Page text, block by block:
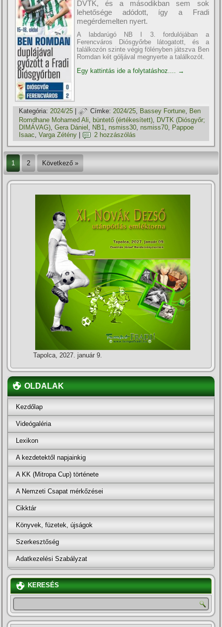
DVTK, és a másodikban sem sok
lehetősége adódott, így a Fradi
megérdemelten nyert.
A labdarúgó NB I 3. fordulójában a
Ferencváros Diósgyőrbe látogatott, és a
találkozón szinte végig fölényben játszva Ben
Romdan két góljával megnyerte a találkozót.
Egy kattintás ide a folytatáshoz....
→
Kategória: 2024/25 | Címke: 2024/25, Bassey Fortune, Ben
Romdhane Mohamed Ali ,büntető (értékesí­tett) DVTK (Diósgyőr;
DIMÁVAG) ,Gera Dániel NB1 nsmiss30 nsmiss70 Pappoe
Isaac,Varga Zétény 2 hozzászólás
1 2 Következő »
Tapolca, 2027. január 9.
OLDALAK
Kezdőlap
Videógaléria
Lexikon
A kezdetektől napjainkig
A KK (Mitropa Cup) története
A Nemzeti Csapat mérkőzései
Cikktár
Könyvek, füzetek, újságok
Szerkesztőség
Adatkezelési Szabályzat
KERESÉS